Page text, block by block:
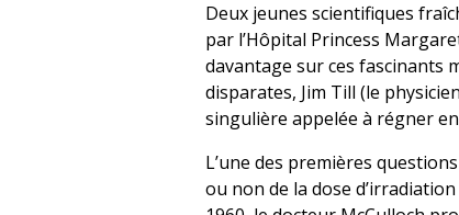
Deux jeunes scientifiques
par l’Hôpital Princess
davantage sur ces fascinants
disparates, Jim Till (le
singulière appelée à régner
L’une des premières
ou non de la dose